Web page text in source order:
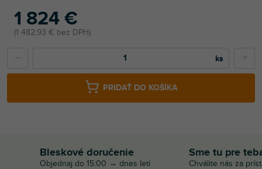
1 824 €
1 482,93 € bez DPH
PRIDAŤ DO KOŠÍKA
Bleskové doručenie
Objednaj do 15:00 → dnes letí
Sme tu pre
Chválite nás za